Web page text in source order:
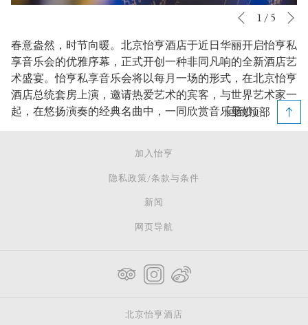
幻
片
放
映
控
制
点
以
下
链
接
将
上一个 1/5
春意盎然，时节向暖。北京怡亨酒店于近日华丽开启怡亨私
享音乐会的优雅序幕，正式开创一种非同凡响的全新酒店艺
术盛宴。怡亨私享音乐会将以每月一场的形式，在北京怡亨
酒店总统套房上演，邀请热爱艺术的宾客，与世界艺术家一
起，在悠扬演奏的经典名曲中，一同欣赏音乐曼妙。
回到顶部
加入怡亨
隐私政策/条款与条件
新闻
网页导航
北京怡亨酒店